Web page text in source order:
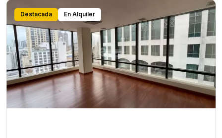
Destacada En Alquiler